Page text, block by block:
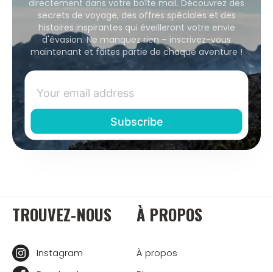
directement dans votre boîte mail. Découvrez des
secrets de voyage, des offres spéciales et des
histoires inspirantes qui éveilleront votre envie
d'évasion. Ne manquez rien – inscrivez-vous
maintenant et faites partie de chaque aventure !
TROUVEZ-NOUS
Instagram
À PROPOS
À propos